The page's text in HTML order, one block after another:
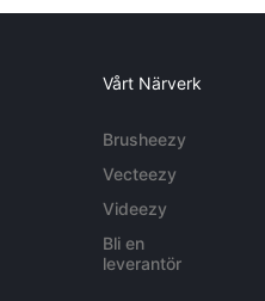
Vårt Närverk
Brusheezy
Vecteezy
Videezy
Bli en
leverantör